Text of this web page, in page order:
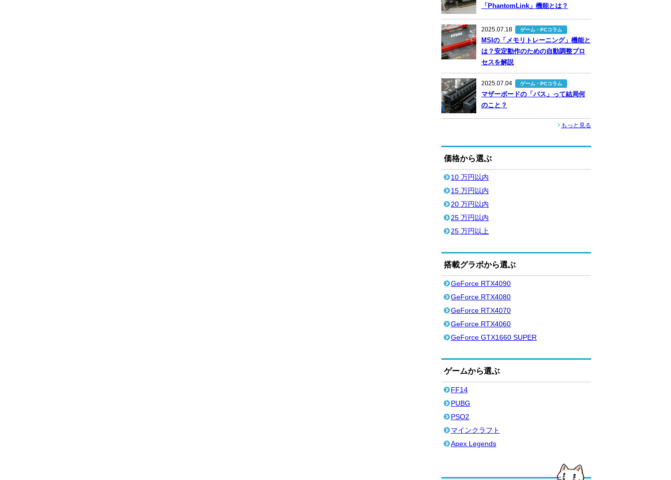
「PhantomLink」機能とは？
2025.07.18 ゲーム・PCコラム
MSIの「メモリトレーニング」機能と
は？安定動作のための自動調整プロ
セスを解説
2025.07.04 ゲーム・PCコラム
マザーボードの「バス」って結局何
のこと？
もっと見る
価格から選ぶ
10 万円以内
15 万円以内
20 万円以内
25 万円以内
25 万円以上
搭載グラボから選ぶ
GeForce RTX4090
GeForce RTX4080
GeForce RTX4070
GeForce RTX4060
GeForce GTX1660 SUPER
ゲームから選ぶ
FF14
PUBG
PSO2
マインクラフト
Apex Legends